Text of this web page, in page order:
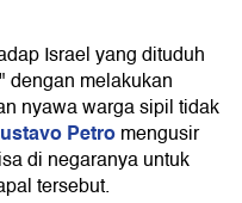
Israel yang dituduh
dengan melakukan
nyawa warga sipil tidak
Petromengusir
di negaranya untuk
tersebut.